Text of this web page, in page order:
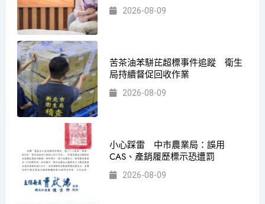
2026-08-09
苦茶油苯駢芘超標事件追蹤 衛生
局持續督促回收作業
2026-08-09
小心踩雷 中市農業局：誤用
CAS、產銷履歷標示恐遭罰
2026-08-09